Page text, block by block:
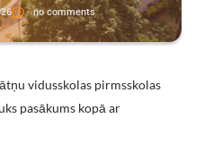
no comments
vidusskolas pirmsskolas
pasākums kopā ar